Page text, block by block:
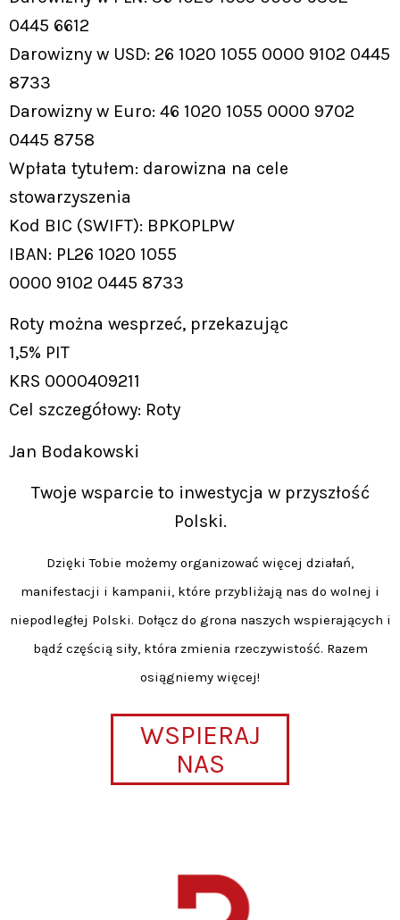
0445 6612
Darowizny w USD: 26 1020 1055 0000 9102 0445
8733
Darowizny w Euro: 46 1020 1055 0000 9702
0445 8758
Wpłata tytułem: darowizna na cele
stowarzyszenia
Kod BIC (SWIFT): BPKOPLPW
IBAN: PL26 1020 1055
0000 9102 0445 8733
Roty można wesprzeć, przekazując
1,5% PIT
KRS 0000409211
Cel szczegółowy: Roty
Jan Bodakowski
Twoje wsparcie to inwestycja w przyszłość
Polski.
Dzięki Tobie możemy organizować więcej działań,
manifestacji i kampanii, które przybliżają nas do wolnej i
niepodległej Polski. Dołącz do grona naszych wspierających i
bądź częścią siły, która zmienia rzeczywistość. Razem
osiągniemy więcej!
WSPIERAJ
NAS